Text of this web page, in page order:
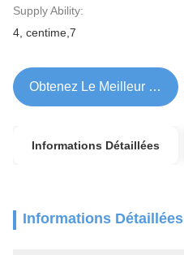
Supply Ability:
4, centime,7
Obtenez Le Meilleur Prix
Informations Détaillées
Informations Détaillées